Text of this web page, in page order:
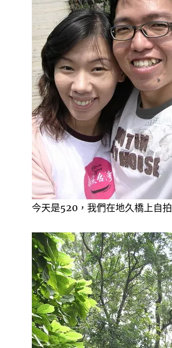
今天是520，我們在地久橋上自拍